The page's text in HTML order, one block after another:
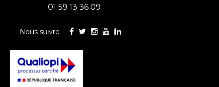
01 59 13 36 09
Nous suivre